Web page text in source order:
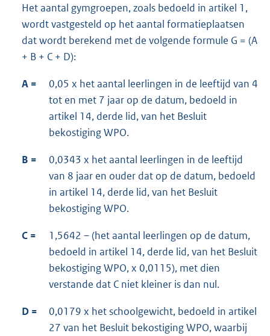
Het aantal gymgroepen, zoals bedoeld in artikel 1,
wordt vastgesteld op het aantal formatieplaatsen
dat wordt berekend met de volgende formule G = (A
+ B + C + D):
A =
0,05 x het aantal leerlingen in de leeftijd van 4
tot en met 7 jaar op de datum, bedoeld in
artikel 14, derde lid, van het Besluit
bekostiging WPO.
B =
0,0343 x het aantal leerlingen in de leeftijd
van 8 jaar en ouder dat op de datum, bedoeld
in artikel 14, derde lid, van het Besluit
bekostiging WPO.
C =
1,5642 – (het aantal leerlingen op de datum,
bedoeld in artikel 14, derde lid, van het Besluit
bekostiging WPO, x 0,0115), met dien
verstande dat C niet kleiner is dan nul.
D =
0,0179 x het schoolgewicht, bedoeld in artikel
27 van het Besluit bekostiging WPO, waarbij